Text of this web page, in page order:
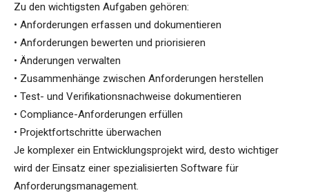
Zu den wichtigsten Aufgaben gehören:
• Anforderungen erfassen und dokumentieren
• Anforderungen bewerten und priorisieren
• Änderungen verwalten
• Zusammenhänge zwischen Anforderungen herstellen
• Test- und Verifikationsnachweise dokumentieren
• Compliance-Anforderungen erfüllen
• Projektfortschritte überwachen
Je komplexer ein Entwicklungsprojekt wird, desto wichtiger
wird der Einsatz einer spezialisierten Software für
Anforderungsmanagement.